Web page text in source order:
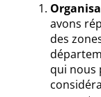
avons
des
qui nous